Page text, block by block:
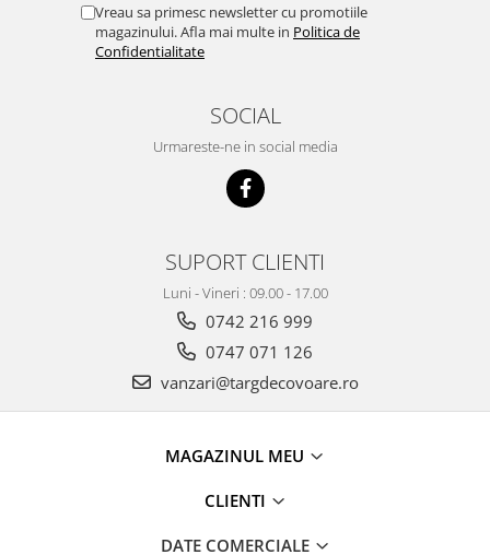
Vreau sa primesc newsletter cu promotiile
magazinului. Afla mai multe in Politica de
Confidentialitate
SOCIAL
Urmareste-ne in social media
SUPORT CLIENTI
Luni - Vineri : 09.00 - 17.00
0742 216 999
0747 071 126
vanzari@targdecovoare.ro
MAGAZINUL MEU
CLIENTI
DATE COMERCIALE